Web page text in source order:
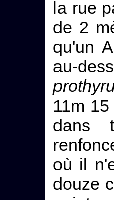
la rue
de 2
qu'un
au-
11m
dans
où il
douze